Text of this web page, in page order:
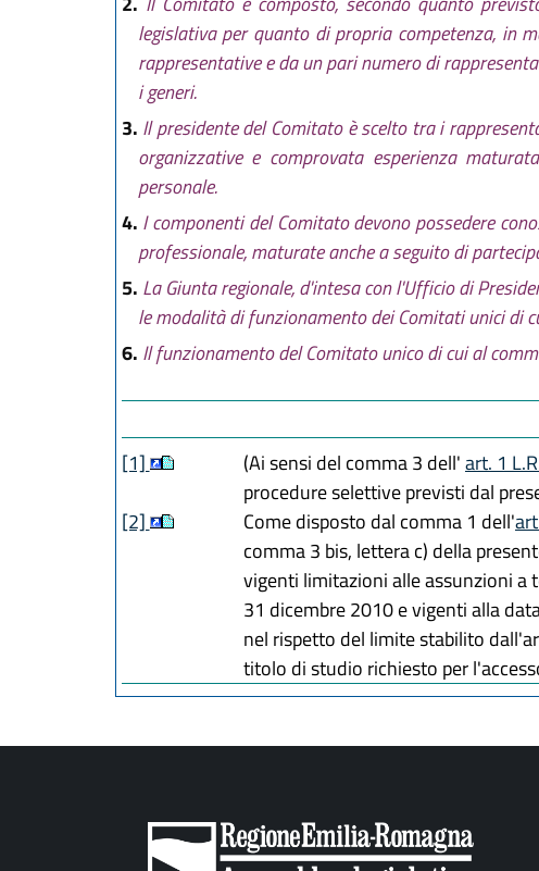
legislativa per quanto di propria competenza, in
rappresentative e da un pari numero di
i generi.
3. Il presidente del Comitato è scelto tra i
organizzative e comprovata esperienza
personale.
4. I componenti del Comitato devono possedere
professionale, maturate anche a seguito di
5. La Giunta regionale, d'intesa con l'Ufficio di
le modalità di funzionamento dei Comitati unici di
6. Il funzionamento del Comitato unico di cui al
[1]
(Ai sensi del comma 3 dell'art. 1
procedure selettive previsti dal
[2]
Come disposto dal comma 1 dell'
comma 3 bis, lettera c) della
vigenti limitazioni alle assunzioni
31 dicembre 2010 e vigenti alla
nel rispetto del limite stabilito
titolo di studio richiesto per